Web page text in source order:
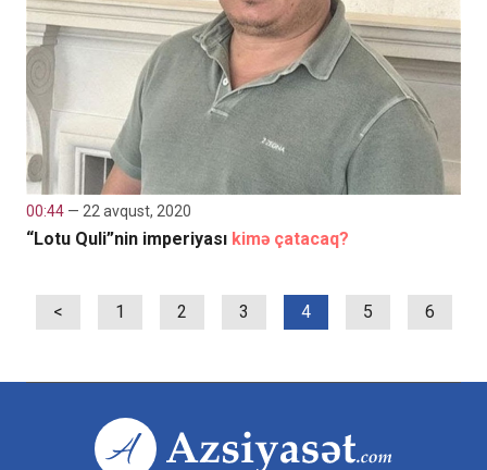
00:44 — 22 avqust, 2020
“Lotu Quli”nin imperiyası kimə çatacaq?
< 1 2 3 4 5 6